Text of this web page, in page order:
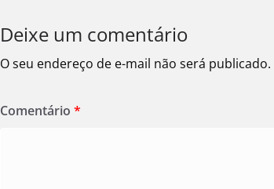
Deixe um comentário
O seu endereço de e-mail não será publicado.
Comentário *